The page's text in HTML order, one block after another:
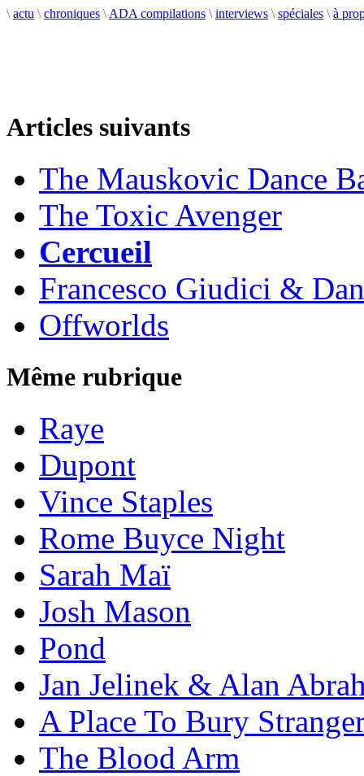
\ actu \ chroniques \ ADA compilations \ interviews \ spéciales \ à
Articles suivants
The Mauskovic Dance
The Toxic Avenger
Cercueil
Francesco Giudici &
Offworlds
Même rubrique
Raye
Dupont
Vince Staples
Rome Buyce Night
Sarah Maï
Josh Mason
Pond
Jan Jelinek & Alan
A Place To Bury
The Blood Arm